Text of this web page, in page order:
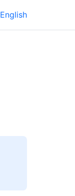
English